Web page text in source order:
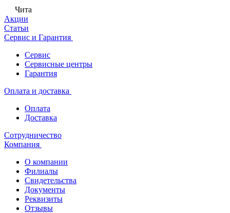
Чита
Акции
Статьи
Сервис и Гарантия
Сервис
Сервисные центры
Гарантия
Оплата и доставка
Оплата
Доставка
Сотрудничество
Компания
О компании
Филиалы
Свидетельства
Документы
Реквизиты
Отзывы